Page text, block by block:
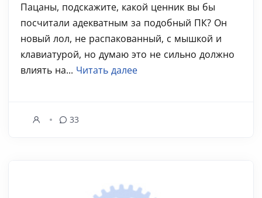
Пацаны, подскажите, какой ценник вы бы
посчитали адекватным за подобный ПК? Он
новый лол, не распакованный, с мышкой и
клавиатурой, но думаю это не сильно должно
влиять на... Читать далее
33